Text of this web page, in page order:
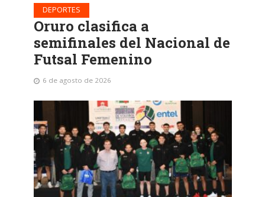
DEPORTES
Oruro clasifica a
semifinales del Nacional de
Futsal Femenino
6 de agosto de 2026